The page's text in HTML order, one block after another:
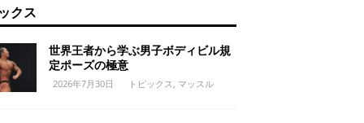
クス
世界王者から学ぶ男子ボディビル規
定ポーズの極意
2026年7月30日 トピックス マッスル